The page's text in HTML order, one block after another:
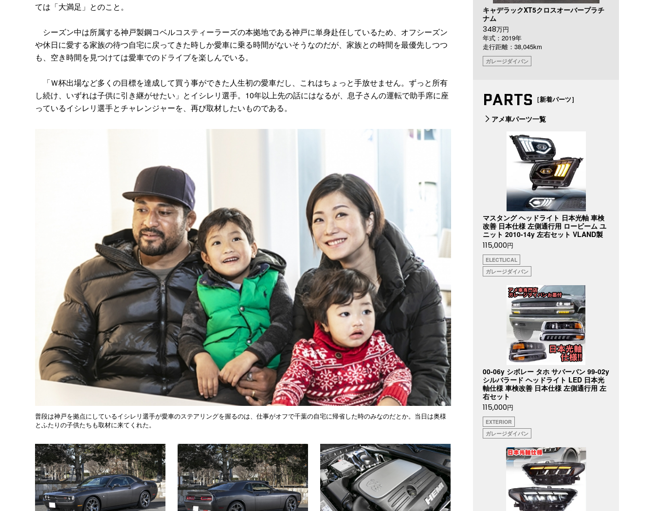
ては「大満足」とのこと。
シーズン中は所属する神戸製鋼コベルコスティーラーズの本拠地である神戸に単身赴任しているため、オフシーズン
や休日に愛する家族の待つ自宅に戻ってきた時しか愛車に乗る時間がないそうなのだが、家族との時間を最優先しつつ
も、空き時間を見つけては愛車でのドライブを楽しんでいる。
「Ｗ杯出場など多くの目標を達成して買う事ができた人生初の愛車だし、これはちょっと手放せません。ずっと所有
し続け、いずれは子供に引き継がせたい」とイシレリ選手。10年以上先の話にはなるが、息子さんの運転で助手席に座
っているイシレリ選手とチャレンジャーを、再び取材したいものである。
普段は神戸を拠点にしているイシレリ選手が愛車のステアリングを握るのは、仕事がオフで千葉の自宅に帰省した時のみなのだとか。当日は奥様
とふたりの子供たちも取材に来てくれた。
キャデラックXT5クロスオーバープラチ
ナム
348万円
年式：2019年
走行距離：38,045km
ガレージダイバン
PARTS ［新着パーツ］
アメ車パーツ一覧
マスタング ヘッドライト 日本光軸 車検
改善 日本仕様 左側通行用 ロービーム ユ
ニット 2010-14y 左右セット VLAND製
115,000円
ELECTLICAL
ガレージダイバン
00-06y シボレー タホ サバーバン 99-02y
シルバラード ヘッドライト LED 日本光
軸仕様 車検改善 日本仕様 左側通行用 左
右セット
115,000円
EXTERIOR
ガレージダイバン